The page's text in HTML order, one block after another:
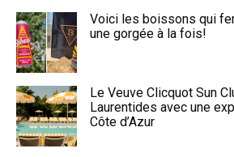
Voici les boissons qui
une gorgée à la fois!
Le Veuve Clicquot Sun
Laurentides avec une
Côte d’Azur